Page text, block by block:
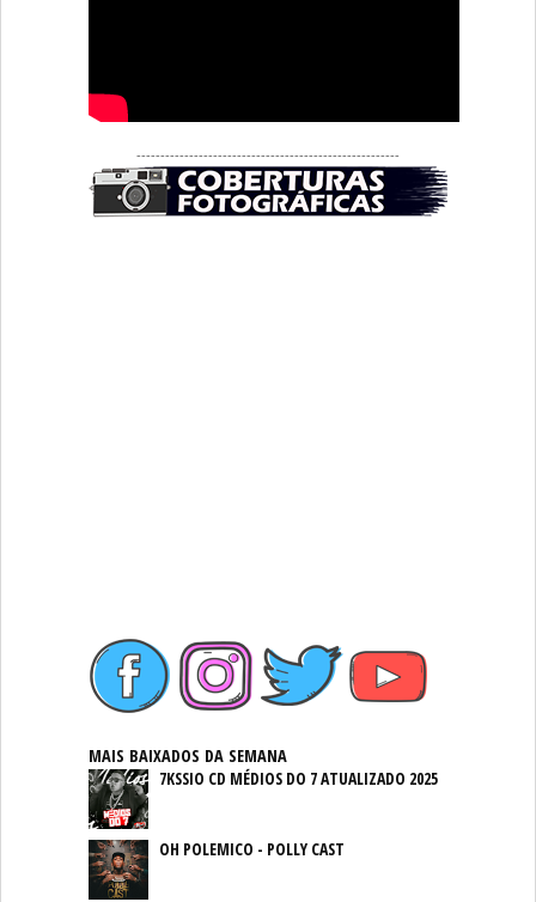
-------------------------------------------------------
MAIS BAIXADOS DA SEMANA
7KSSIO CD MÉDIOS DO 7 ATUALIZADO 2025
OH POLEMICO - POLLY CAST